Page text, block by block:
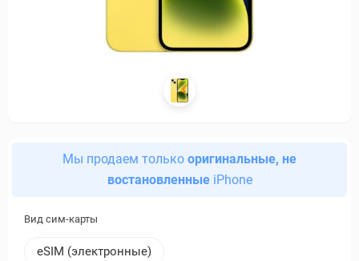
Мы продаем только оригинальные, не
востановленныеiPhone
Вид сим-карты
eSIM (электронные)